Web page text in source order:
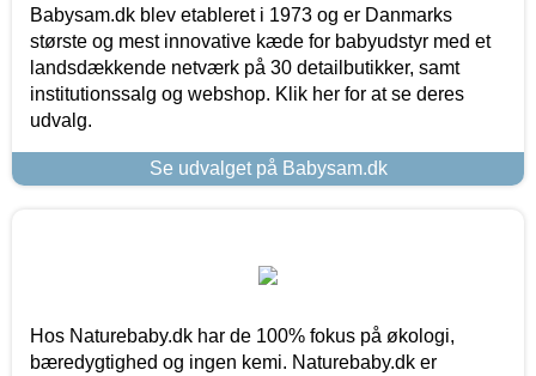
Babysam.dk blev etableret i 1973 og er Danmarks
største og mest innovative kæde for babyudstyr med et
landsdækkende netværk på 30 detailbutikker, samt
institutionssalg og webshop. Klik her for at se deres
udvalg.
Se udvalget på Babysam.dk
Hos Naturebaby.dk har de 100% fokus på økologi,
bæredygtighed og ingen kemi. Naturebaby.dk er